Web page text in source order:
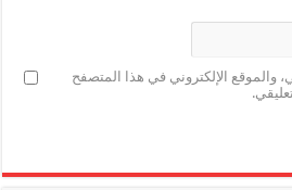
والموقع الإلكتروني في هذا المتصفح